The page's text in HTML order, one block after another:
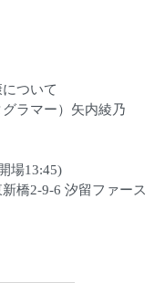
ついて
ラマー）矢内綾乃
場13:45)
橋2-9-6 汐留ファース